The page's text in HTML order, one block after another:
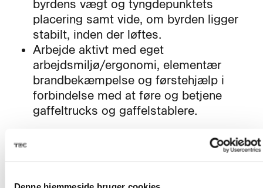
byrdens vægt og tyngdepunktets
placering samt vide, om byrden ligger
stabilt, inden der løftes.
Arbejde aktivt med eget
arbejdsmiljø/ergonomi, elementær
brandbekæmpelse og førstehjælp i
forbindelse med at føre og betjene
gaffeltrucks og gaffelstablere.
Uddannelsen indeholder de emner, der er
nødvendige for, at deltagerne kan tilegne
Arbejdstilsynets bekendtgørelse om